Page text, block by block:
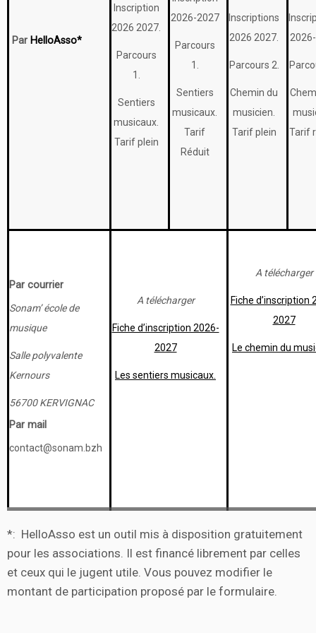
Par HelloAsso*
Inscription
2026 2027.
Parcours
1.
Sentiers
musicaux.
Tarif plein
2026-2027
Parcours
1.
Sentiers
musicaux.
Tarif
Réduit
Inscriptions
2026 2027.
Parcours 2.
Chemin du
musicien.
Tarif plein
Tarif
Par courrier
Sonam’ école de
musique
Salle polyvalente
Kernours
56700 KERVIGNAC
Par mail
contact@sonam.bzh
A télécharger
Fiche d’inscription 2026-
2027
Les sentiers musicaux.
A télécharger
Fiche d’inscription
2027
Le chemin du
*: HelloAsso est un outil mis à disposition gratuitement
pour les associations. Il est financé librement par celles
et ceux qui le jugent utile. Vous pouvez modifier le
montant de participation proposé par le formulaire.